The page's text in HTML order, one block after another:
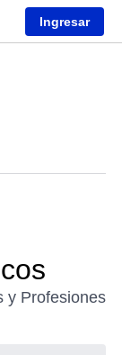
Ingresar
y Profesiones